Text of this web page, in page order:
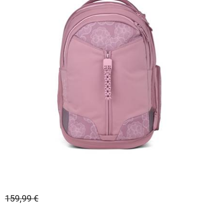
159,99 €